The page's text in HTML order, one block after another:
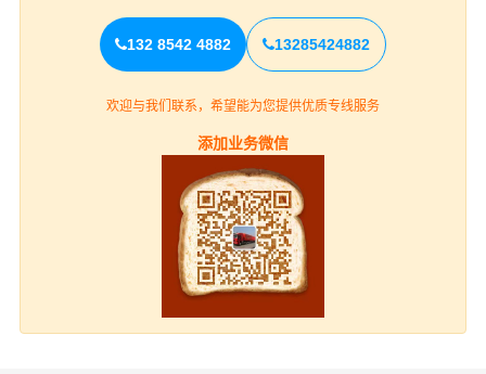
132 8542 4882 13285424882
欢迎与我们联系，希望能为您提供优质专线服务
添加业务微信